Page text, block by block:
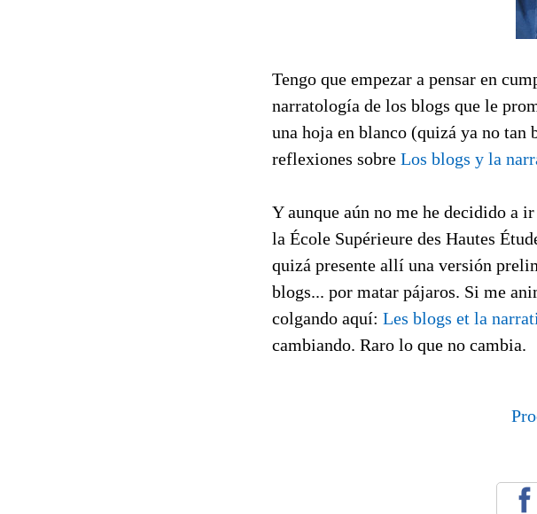
Tengo que empezar a pensar en
narratología de los blogs que le
una hoja en blanco (quizá ya no tan
reflexiones sobre Los blogs y la
Y aunque aún no me he decidido a
la École Supérieure des Hautes
quizá presente allí una versión
blogs... por matar pájaros. Si me
colgando aquí: Les blogs et la
cambiando. Raro lo que no cambia.